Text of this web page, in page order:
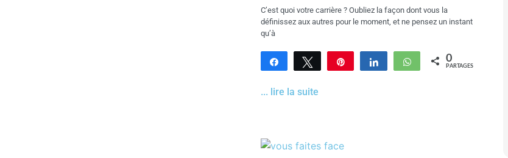
C’est quoi votre carrière ? Oubliez la façon dont vous la
définissez aux autres pour le moment, et ne pensez un instant
qu’à
Partagez Tweetez EnregistrerPartagez WhatsApp
0
PARTAGES
... lire la suite